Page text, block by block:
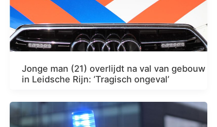
Jonge man (21) overlijdt na val van gebouw
in Leidsche Rijn: ‘Tragisch ongeval’